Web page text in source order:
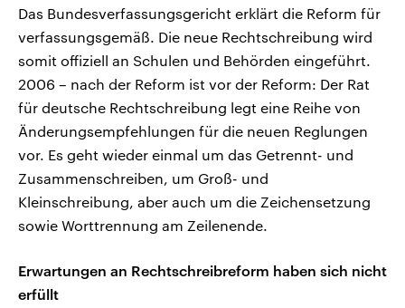
Das Bundesverfassungsgericht erklärt die Reform für
verfassungsgemäß. Die neue Rechtschreibung wird
somit offiziell an Schulen und Behörden eingeführt.
2006 – nach der Reform ist vor der Reform: Der Rat
für deutsche Rechtschreibung legt eine Reihe von
Änderungsempfehlungen für die neuen Reglungen
vor. Es geht wieder einmal um das Getrennt- und
Zusammenschreiben, um Groß- und
Kleinschreibung, aber auch um die Zeichensetzung
sowie Worttrennung am Zeilenende.
Erwartungen an Rechtschreibreform haben sich nicht
erfüllt